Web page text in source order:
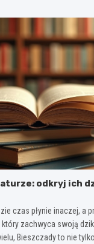
odkryj ich
czas płynie inaczej, a
zachwyca swoją
Bieszczady to nie